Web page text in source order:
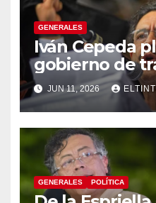
GENERALES
Iván Cepeda
gobierno de
énfasis en el
institucional y
constituyente
JUN 11, 2026
GENERALES POLÍTICA